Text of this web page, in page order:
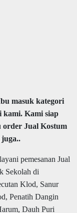
masuk kategori
kami. Kami siap
order Jual Kostum
pemesanan Jual
Sekolah di
Klod, Sanur
Penatih Dangin
Dauh Puri